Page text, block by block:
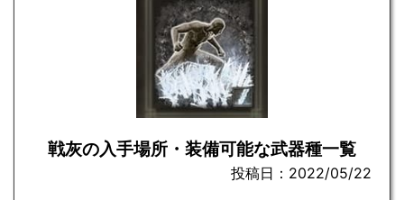
戦灰の入手場所・装備可能な武器種一覧
投稿日：2022/05/22